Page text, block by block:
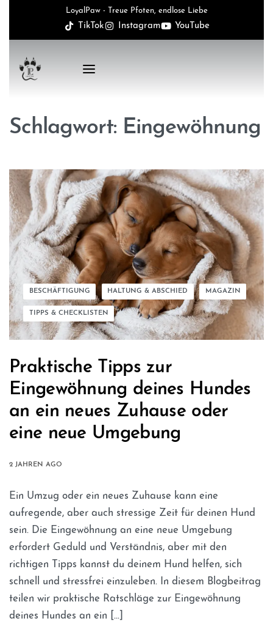
LoyalPaw - Treue Pfoten, endlose Liebe
TikTok Instagram YouTube
Schlagwort: Eingewöhnung
BESCHÄFTIGUNG HALTUNG & ABSCHIED MAGAZIN
TIPPS & CHECKLISTEN
Praktische Tipps zur
Eingewöhnung deines Hundes
an ein neues Zuhause oder
eine neue Umgebung
2 JAHREN AGO
Ein Umzug oder ein neues Zuhause kann eine
aufregende, aber auch stressige Zeit für deinen Hund
sein. Die Eingewöhnung an eine neue Umgebung
erfordert Geduld und Verständnis, aber mit den
richtigen Tipps kannst du deinem Hund helfen, sich
schnell und stressfrei einzuleben. In diesem Blogbeitrag
teilen wir praktische Ratschläge zur Eingewöhnung
deines Hundes an ein […]